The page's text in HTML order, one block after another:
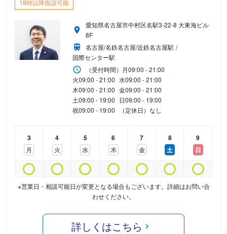
18時以降面談可能
愛知県名古屋市中村区名駅3-22-8 大東海ビル
8F
名古屋/名鉄名古屋/近鉄名古屋駅
国際センター駅
（受付時間） 月09:00 - 21:00
火09:00 - 21:00 水09:00 - 21:00
木09:00 - 21:00 金09:00 - 21:00
土09:00 - 19:00 日09:00 - 19:00
祝09:00 - 19:00 （定休日）なし
3
月
4
火
5
水
6
木
7
金
8
土
9
日
※営業日・相談可能日が変更となる場合もございます。詳細はお問い合
わせください。
詳しくはこちら